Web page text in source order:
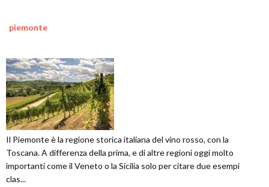
piemonte
Il Piemonte è la regione storica italiana del vino rosso, con la
Toscana. A differenza della prima, e di altre regioni oggi molto
importanti come il Veneto o la Sicilia solo per citare due esempi
clas...